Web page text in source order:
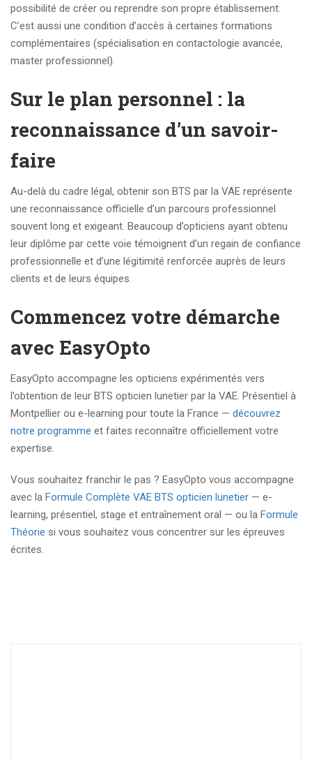
possibilité de créer ou reprendre son propre établissement.
C’est aussi une condition d’accès à certaines formations
complémentaires (spécialisation en contactologie avancée,
master professionnel).
Sur le plan personnel : la
reconnaissance d’un savoir-
faire
Au-delà du cadre légal, obtenir son BTS par la VAE représente
une reconnaissance officielle d’un parcours professionnel
souvent long et exigeant. Beaucoup d’opticiens ayant obtenu
leur diplôme par cette voie témoignent d’un regain de confiance
professionnelle et d’une légitimité renforcée auprès de leurs
clients et de leurs équipes.
Commencez votre démarche
avec EasyOpto
EasyOpto accompagne les opticiens expérimentés vers
l’obtention de leur BTS opticien lunetier par la VAE. Présentiel à
Montpellier ou e-learning pour toute la France — découvrez
notre programme et faites reconnaître officiellement votre
expertise.
Vous souhaitez franchir le pas ? EasyOpto vous accompagne
avec la Formule Complète VAE BTS opticien lunetier — e-
learning, présentiel, stage et entraînement oral — ou la Formule
Théorie si vous souhaitez vous concentrer sur les épreuves
écrites.